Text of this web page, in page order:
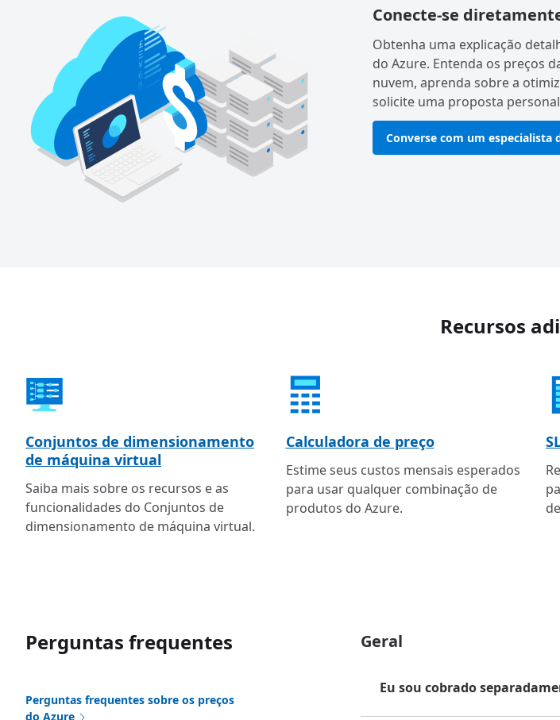
Conecte-se
Obtenha uma explicação
do Azure. Entenda os preços
nuvem, aprenda sobre a
solicite uma proposta
Converse com um especialista
Recursos
Conjuntos de dimensionamento
de máquina virtual
Saiba mais sobre os recursos e as
funcionalidades do Conjuntos de
dimensionamento de máquina virtual.
Calculadora de preço
Estime seus custos mensais esperados
para usar qualquer combinação de
produtos do Azure.
Perguntas frequentes
Perguntas frequentes sobre os preços
do Azure
Geral
Eu sou cobrado